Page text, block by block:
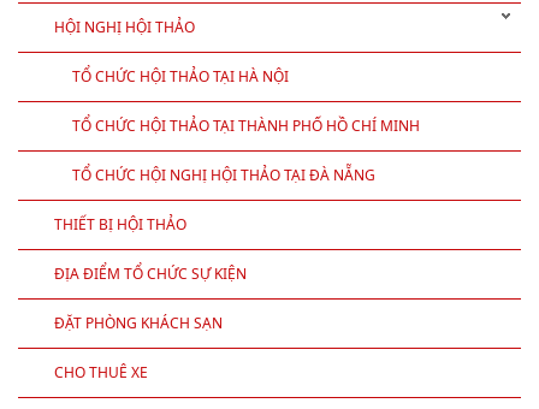
HỘI NGHỊ HỘI THẢO
TỔ CHỨC HỘI THẢO TẠI HÀ NỘI
TỔ CHỨC HỘI THẢO TẠI THÀNH PHỐ HỒ CHÍ MINH
TỔ CHỨC HỘI NGHỊ HỘI THẢO TẠI ĐÀ NẴNG
THIẾT BỊ HỘI THẢO
ĐỊA ĐIỂM TỔ CHỨC SỰ KIỆN
ĐẶT PHÒNG KHÁCH SẠN
CHO THUÊ XE